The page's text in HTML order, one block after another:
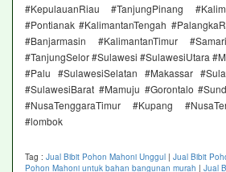
#KepulauanRiau #TanjungPinang
#Pontianak #KalimantanTengah
#Banjarmasin #KalimantanTimur
#TanjungSelor #Sulawesi #SulawesiUtara
#Palu #SulawesiSelatan #Makassar
#SulawesiBarat #Mamuju #Gorontalo
#NusaTenggaraTimur #Kupang
#lombok
Tag : Jual Bibit Pohon Mahoni Unggul | Jual Bibit
Pohon Mahoni untuk bahan bangunan murah | Jual